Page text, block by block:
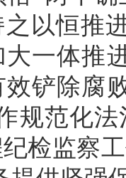
以恒推
一体推
铲除腐
规范化
检监察